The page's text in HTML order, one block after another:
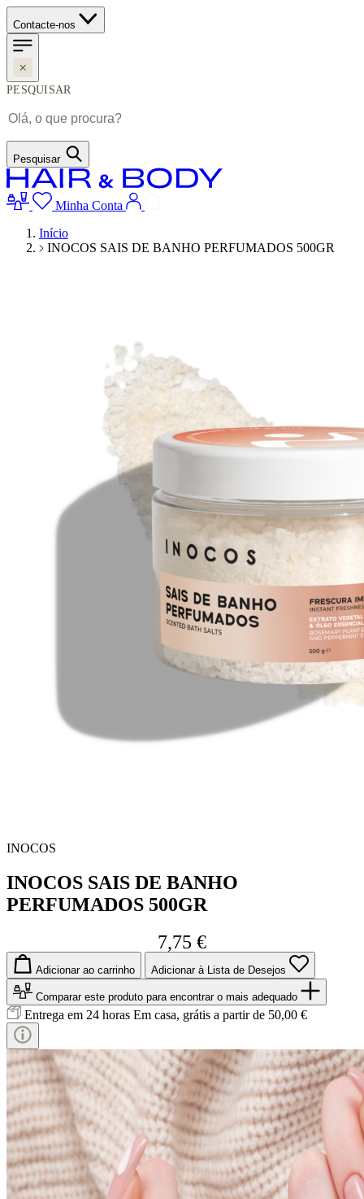
Contacte-nos
PESQUISAR
Pesquisar
Minha Conta
Início
INOCOS SAIS DE BANHO PERFUMADOS 500GR
INOCOS
INOCOS SAIS DE BANHO
PERFUMADOS 500GR
7,75 €
Adicionar ao carrinho Adicionar à Lista de Desejos
Comparar este produto para encontrar o mais adequado
Entrega em 24 horas Em casa, grátis a partir de 50,00 €